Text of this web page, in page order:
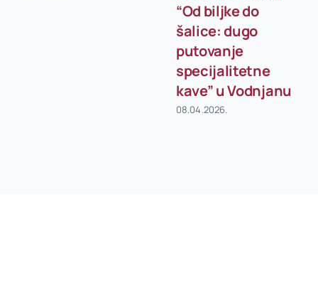
“Od biljke do
šalice: dugo
putovanje
specijalitetne
kave” u Vodnjanu
08.04.2026.